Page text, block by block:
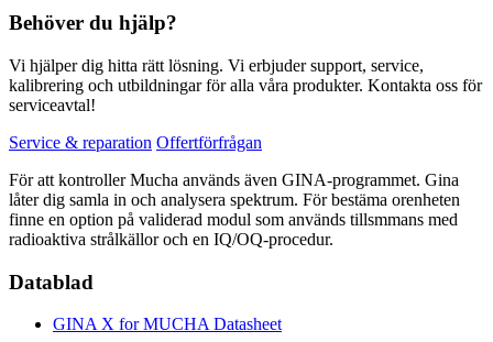
Behöver du hjälp?
Vi hjälper dig hitta rätt lösning. Vi erbjuder support, service,
kalibrering och utbildningar för alla våra produkter. Kontakta oss för
serviceavtal!
Service & reparation Offertförfrågan
För att kontroller Mucha används även GINA-programmet. Gina
låter dig samla in och analysera spektrum. För bestäma orenheten
finne en option på validerad modul som används tillsmmans med
radioaktiva strålkällor och en IQ/OQ-procedur.
Datablad
GINA X for MUCHA Datasheet